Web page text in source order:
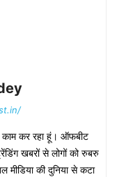
कर रहा हूं। ऑफबीट
खबरों से लोगों को रुबरु
की दुनिया से कटा